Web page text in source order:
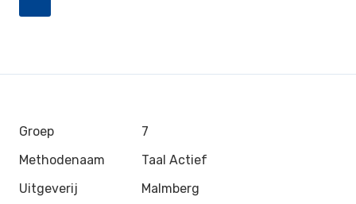
Groep
7
Methodenaam
Taal Actief
Uitgeverij
Malmberg